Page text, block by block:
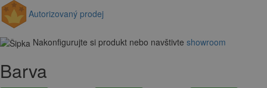
Autorizovaný prodej
Nakonfigurujte si produkt nebo navštivte showroom
Barva